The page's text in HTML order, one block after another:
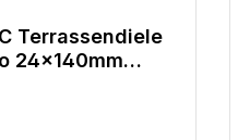
Terrassendiele
24x140mm